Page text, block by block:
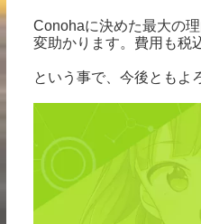
Conohaに決めた最大の理
変助かります。費用も税
という事で、今後ともよ